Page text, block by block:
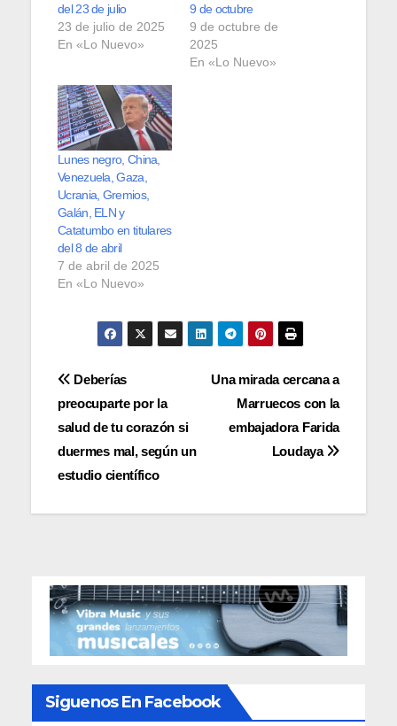
del 23 de julio
23 de julio de 2025
En «Lo Nuevo»
9 de octubre
9 de octubre de
2025
En «Lo Nuevo»
Lunes negro, China,
Venezuela, Gaza,
Ucrania, Gremios,
Galán, ELN y
Catatumbo en titulares
del 8 de abril
7 de abril de 2025
En «Lo Nuevo»
Navegación
de
entradas
Una mirada cercana a
Marruecos con la
embajadora Farida
Loudaya
Deberías
preocuparte por la
salud de tu corazón si
duermes mal, según un
estudio científico
Siguenos En Facebook